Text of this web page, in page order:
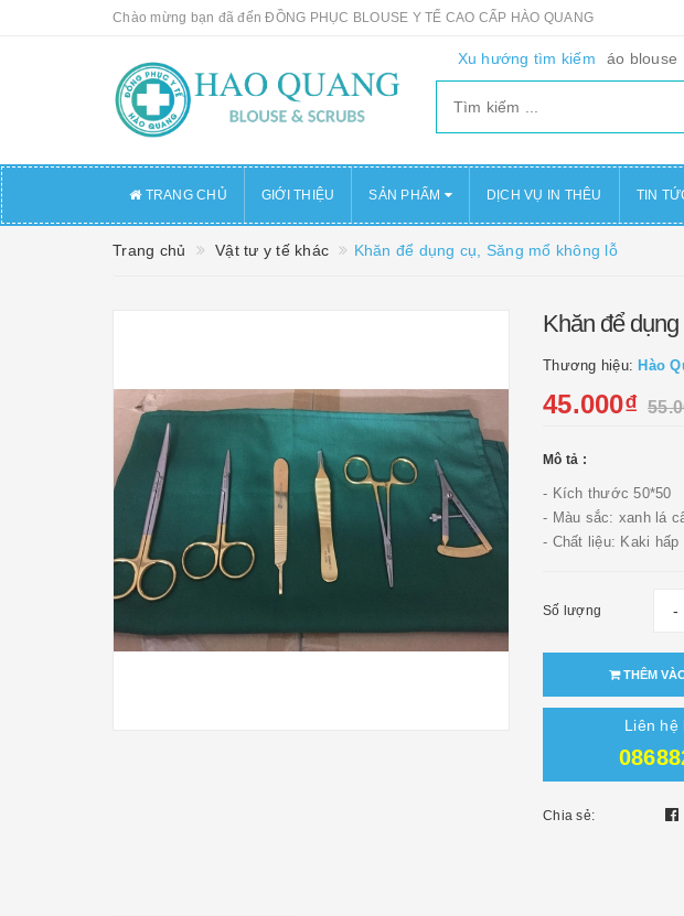
Chào mừng bạn đã đến ĐỒNG PHỤC BLOUSE Y TẾ CAO CẤP HÀO QUANG
Xu hướng tìm kiếm áo blouse
TRANG CHỦ GIỚI THIỆU SẢN PHẨM DỊCH VỤ IN THÊU TIN
Trang chủ Vật tư y tế khác Khăn để dụng cụ, Săng mổ không lỗ
Khăn để
Thương hiệu: Hào
45.000₫
Mô tả :
- Kích thước 50*50
- Màu sắc: xanh lá
- Chất liệu: Kaki hấp
Số lượng -
THÊM
Liên hệ
Chia sẻ: